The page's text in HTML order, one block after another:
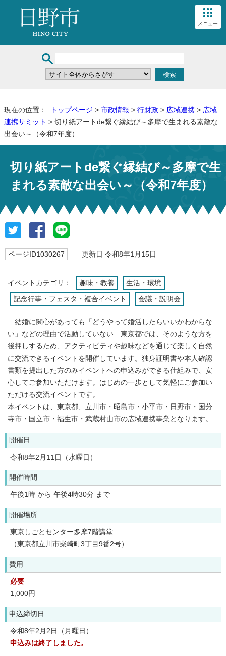
メニュー
現在の位置： トップページ > 市政情報 > 行財政 > 広域連携 > 広域
連携サミット > 切り紙アートde繋ぐ縁結び～多摩で生まれる素敵な
出会い～（令和7年度）
切り紙アートde繋ぐ縁結び～多摩で生
まれる素敵な出会い～（令和7年度）
ページID1030267 更新日 令和8年1月15日
イベントカテゴリ： 趣味・教養 生活・環境
記念行事・フェスタ・複合イベント 会議・説明会
結婚に関心があっても「どうやって婚活したらいいかわからな
い」などの理由で活動していない…東京都では、そのような方を
後押しするため、アクティビティや趣味などを通じて楽しく自然
に交流できるイベントを開催しています。独身証明書や本人確認
書類を提出した方のみイベントへの申込みができる仕組みで、安
心してご参加いただけます。はじめの一歩として気軽にご参加い
ただける交流イベントです。
本イベントは、東京都、立川市・昭島市・小平市・日野市・国分
寺市・国立市・福生市・武蔵村山市の広域連携事業となります。
開催日
令和8年2月11日（水曜日）
開催時間
午後1時 から 午後4時30分 まで
開催場所
東京しごとセンター多摩7階講堂
（東京都立川市柴崎町3丁目9番2号）
費用
必要
1,000円
申込締切日
令和8年2月2日（月曜日）
申込みは終了しました。